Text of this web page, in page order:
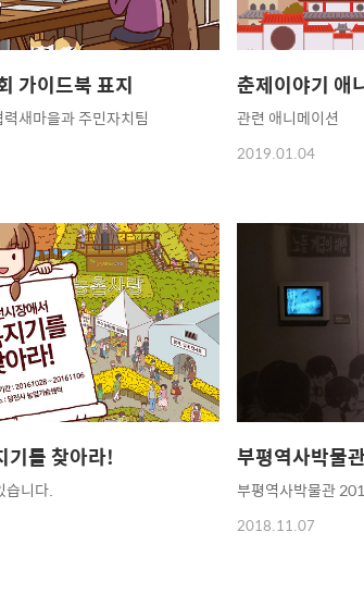
가이드북 표지
새마을과 주민자치팀
춘제이야기 애
관련 애니메이션
2019.01.04
기를 찾아라!
습니다.
부평역사박물
부평역사박물관
2018.11.07